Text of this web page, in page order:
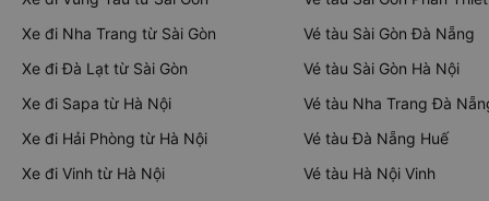
Xe đi Nha Trang từ Sài Gòn
Xe đi Đà Lạt từ Sài Gòn
Xe đi Sapa từ Hà Nội
Xe đi Hải Phòng từ Hà Nội
Xe đi Vinh từ Hà Nội
Vé tàu Sài Gòn Đà Nẵng
Vé tàu Sài Gòn Hà Nội
Vé tàu Nha Trang Đà
Vé tàu Đà Nẵng Huế
Vé tàu Hà Nội Vinh